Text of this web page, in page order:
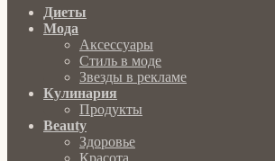
Диеты
Мода
Аксессуары
Стиль в моде
Звезды в рекламе
Кулинария
Продукты
Beauty
Здоровье
Красота